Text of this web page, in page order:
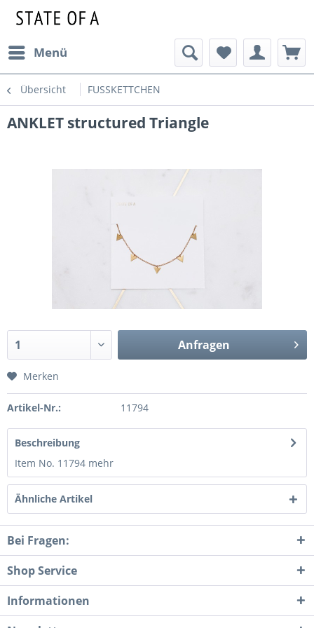
Menü
Übersicht FUSSKETTCHEN
ANKLET structured Triangle
Anfragen
Merken
Artikel-Nr.: 11794
Beschreibung
Item No. 11794 mehr
Ähnliche Artikel
Bei Fragen:
Shop Service
Informationen